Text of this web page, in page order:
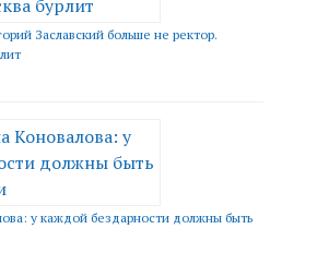
Заславский больше не ректор.
у каждой бездарности должны быть